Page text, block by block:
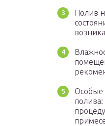
Полив
Особые